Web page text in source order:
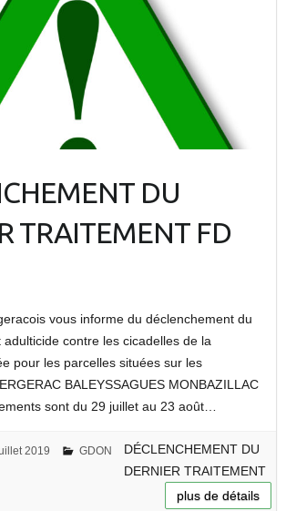
DU
TRAITEMENT FD
vous informe du déclenchement du
contre les cicadelles de la
pour les parcelles situées sur les
BALEYSSAGUES MONBAZILLAC
sont du 29 juillet au 23 août…
2019 GDON
DÉCLENCHEMENT DU
DERNIER TRAITEMENT
plus de détails